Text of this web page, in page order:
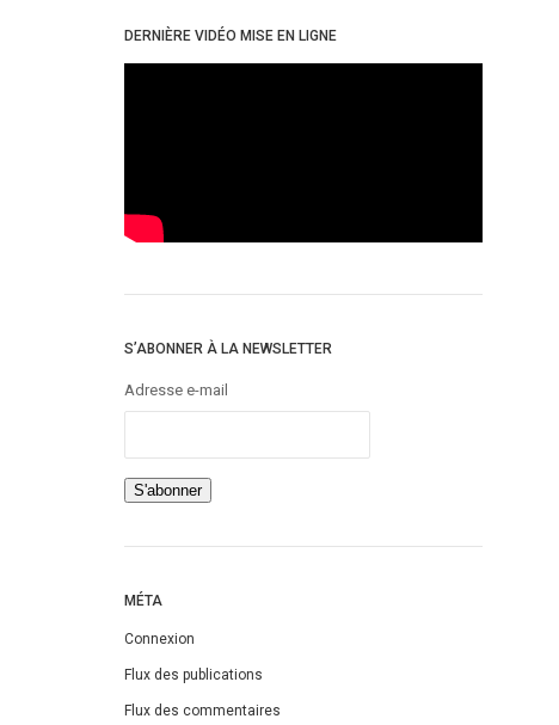
DERNIÈRE VIDÉO MISE EN LIGNE
S’ABONNER À LA NEWSLETTER
Adresse e-mail
MÉTA
Connexion
Flux des publications
Flux des commentaires